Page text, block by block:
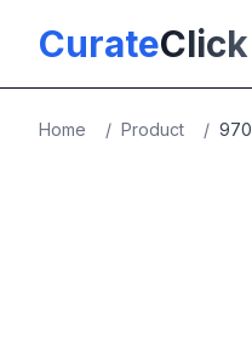
CurateClick
Home / Product / 970